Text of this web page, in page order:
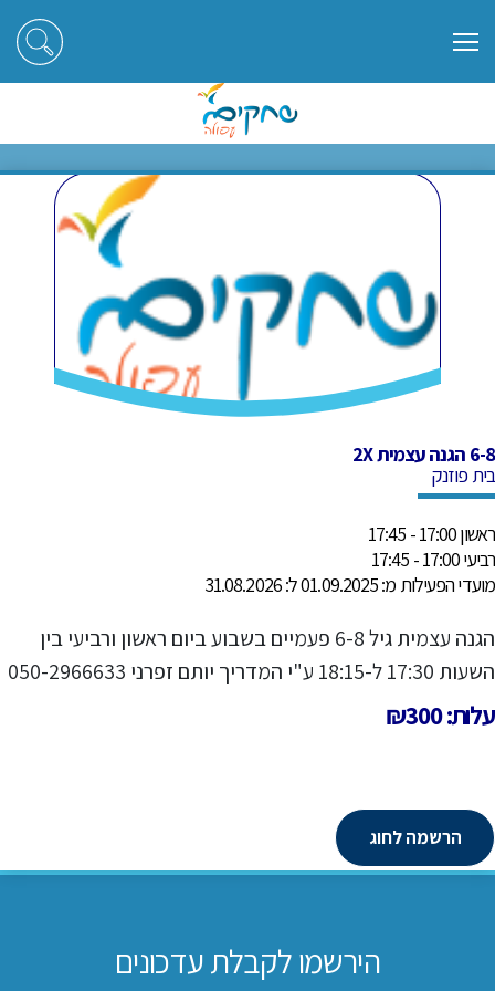
6-8 הגנה עצמית 2X
6-8 הגנה עצמית 2X
בית פוזנק
ראשון 17:00 - 17:45
רביעי 17:00 - 17:45
מועדי הפעילות מ: 01.09.2025 ל: 31.08.2026
הגנה עצמית גיל 6-8 פעמיים בשבוע ביום ראשון ורביעי בין
השעות 17:30 ל-18:15 ע"י המדריך יותם זפרני 050-2966633
עלות: ₪300
הרשמה לחוג
הירשמו לקבלת עדכונים